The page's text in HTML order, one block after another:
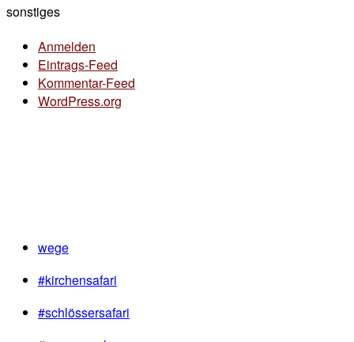
sonstiges
Anmelden
Eintrags-Feed
Kommentar-Feed
WordPress.org
wege
#kirchensafari
#schlössersafari